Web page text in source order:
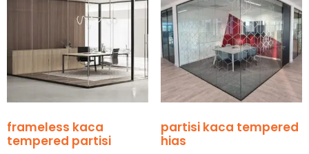
frameless kaca
tempered partisi
partisi kaca tempered
hias